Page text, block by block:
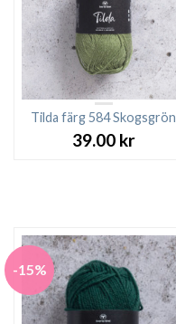
Tilda färg 584 Skogsgrön
39.00 kr
-15%